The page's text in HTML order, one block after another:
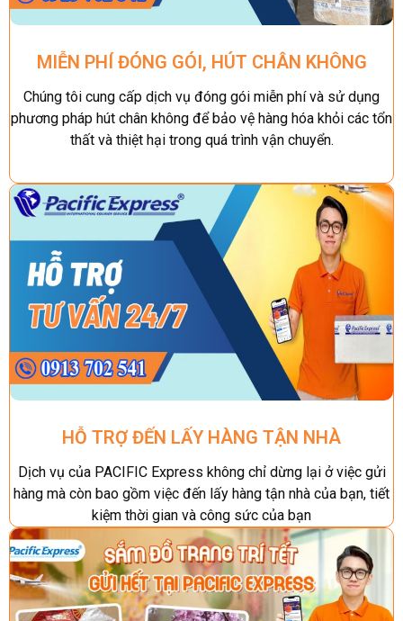
MIỄN PHÍ ĐÓNG GÓI, HÚT CHÂN KHÔNG
Chúng tôi cung cấp dịch vụ đóng gói miễn phí và sử dụng
phương pháp hút chân không để bảo vệ hàng hóa khỏi các tổn
thất và thiệt hại trong quá trình vận chuyển.
HỖ TRỢ ĐẾN LẤY HÀNG TẬN NHÀ
Dịch vụ của PACIFIC Express không chỉ dừng lại ở việc gửi
hàng mà còn bao gồm việc đến lấy hàng tận nhà của bạn, tiết
kiệm thời gian và công sức của bạn